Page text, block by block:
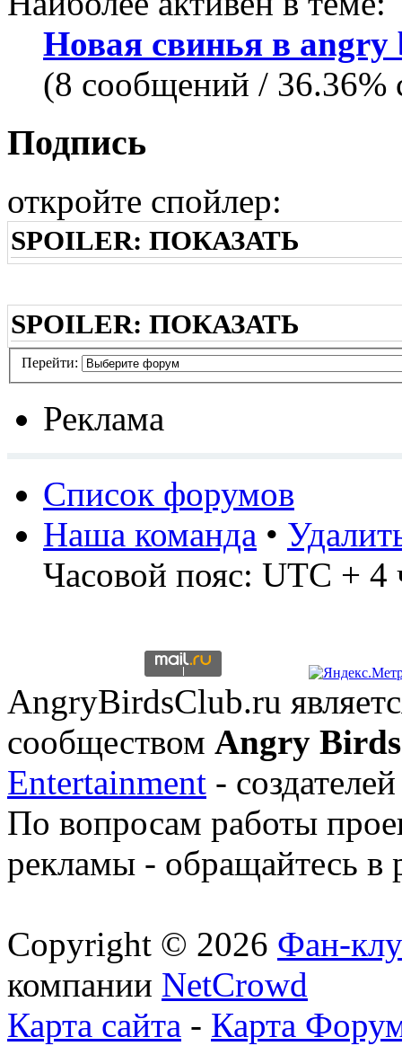
Новая свинья в angry
(8 сообщений / 36.36%
Подпись
откройте спойлер:
SPOILER: ПОКАЗАТЬ
SPOILER: ПОКАЗАТЬ
Перейти:
Реклама
Список форумов
Наша команда •
Часовой пояс: UTC + 4
AngryBirdsClub.ru
сообществом Angry Birds
Entertainment -
По вопросам работы
рекламы - обращайтесь в
Copyright © 2026 Фан-
компании NetCrowd
Карта сайта - Карта